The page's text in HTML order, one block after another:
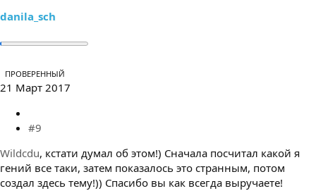
danila_sch
ПРОВЕРЕННЫЙ
21 Март 2017
#9
Wildcdu, кстати думал об этом!) Сначала посчитал какой я
гений все таки, затем показалось это странным, потом
создал здесь тему!)) Спасибо вы как всегда выручаете!